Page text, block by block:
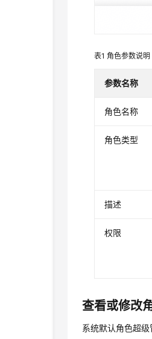
表1 角色参数说明
参数名称
角色名称
角色类型
描述
权限
查看或修改
系统默认角色超级